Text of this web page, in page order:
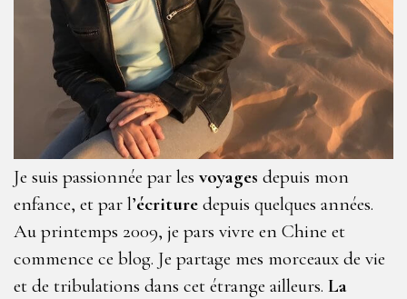
Je suis passionnée par les voyages depuis mon
enfance, et par l’écriture depuis quelques années.
Au printemps 2009, je pars vivre en Chine et
commence ce blog. Je partage mes morceaux de vie
et de tribulations dans cet étrange ailleurs. La